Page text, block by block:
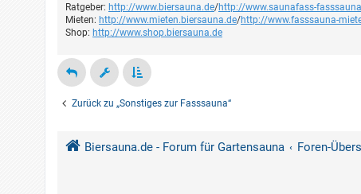
Ratgeber: http://www.biersauna.de/http://www.saunafass-
Mieten: http://www.mieten.biersauna.de/http://www.fasssauna-
Shop: http://www.shop.biersauna.de
Zurück zu „Sonstiges zur Fasssauna“
Biersauna.de - Forum für Gartensauna Foren-